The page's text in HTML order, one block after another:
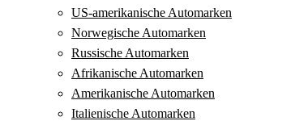
US-amerikanische Automarken
Norwegische Automarken
Russische Automarken
Afrikanische Automarken
Amerikanische Automarken
Italienische Automarken